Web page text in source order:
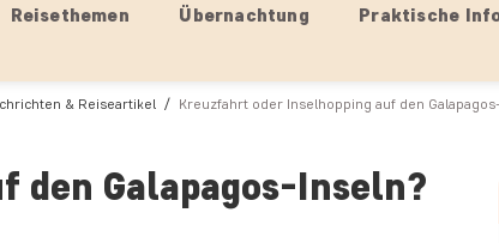
Reisethemen Übernachtung Praktische
& Reiseartikel Kreuzfahrt oder Inselhopping auf den
den Galapagos-Inseln?